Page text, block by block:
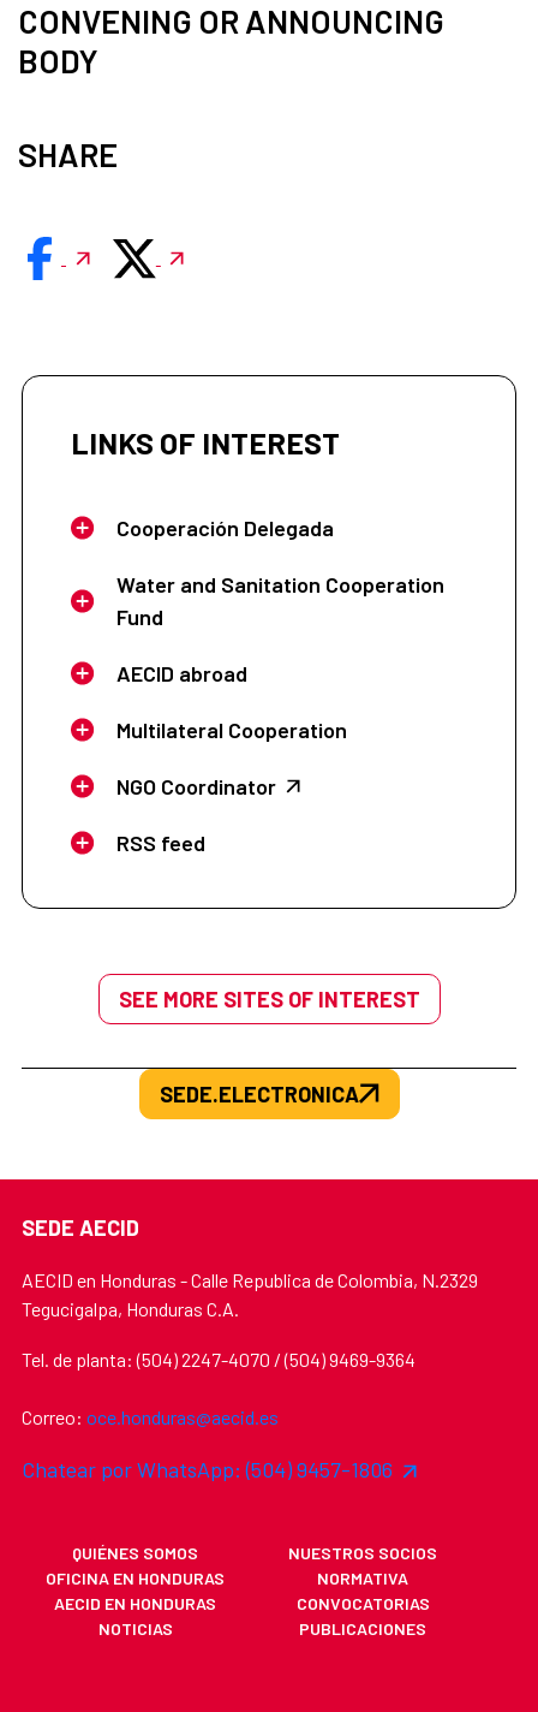
CONVENING OR ANNOUNCING
BODY
SHARE
LINKS OF INTEREST
Cooperación Delegada
Water and Sanitation Cooperation
Fund
AECID abroad
Multilateral Cooperation
NGO Coordinator
RSS feed
SEE MORE SITES OF INTEREST
SEDE.ELECTRONICA
SEDE AECID
AECID en Honduras - Calle Republica de Colombia, N.2329
Tegucigalpa, Honduras C.A.
Tel. de planta: (504) 2247-4070 / (504) 9469-9364
Correo: oce.honduras@aecid.es
Chatear por WhatsApp: (504) 9457-1806
QUIÉNES SOMOS
NUESTROS SOCIOS
OFICINA EN HONDURAS
NORMATIVA
AECID EN HONDURAS
CONVOCATORIAS
NOTICIAS
PUBLICACIONES